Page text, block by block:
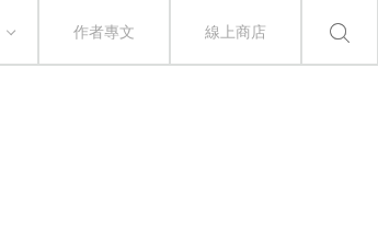
作者專文 線上商店